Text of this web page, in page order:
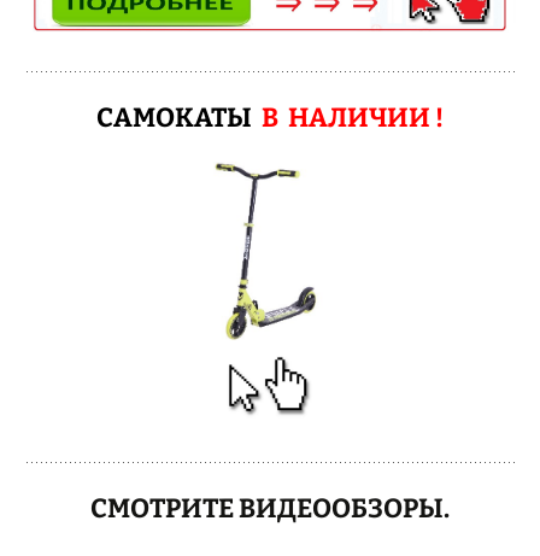
САМОКАТЫ В НАЛИЧИИ !
СМОТРИТЕ ВИДЕООБЗОРЫ.